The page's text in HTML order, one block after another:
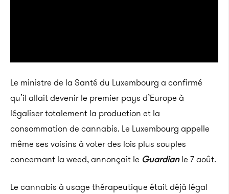
Le ministre de la Santé du Luxembourg a confirmé
qu’il allait devenir le premier pays d’Europe à
légaliser totalement la production et la
consommation de cannabis. Le Luxembourg appelle
même ses voisins à voter des lois plus souples
concernant la weed, annonçait le Guardianle 7 août.
Le cannabis à usage thérapeutique était déjà légal